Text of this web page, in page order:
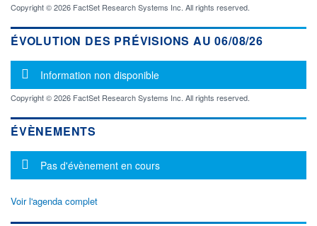
Copyright © 2026 FactSet Research Systems Inc. All rights reserved.
ÉVOLUTION DES PRÉVISIONS AU 06/08/26
Message d'information
Information non disponible
Copyright © 2026 FactSet Research Systems Inc. All rights reserved.
ÉVÈNEMENTS
Message d'information
Pas d'évènement en cours
Voir l'agenda complet